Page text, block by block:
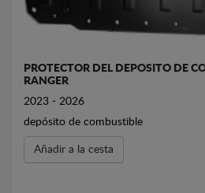
PROTECTOR DEL DEPOSITO DE
RANGER
2023 - 2026
depósito de combustible
Añadir a la cesta